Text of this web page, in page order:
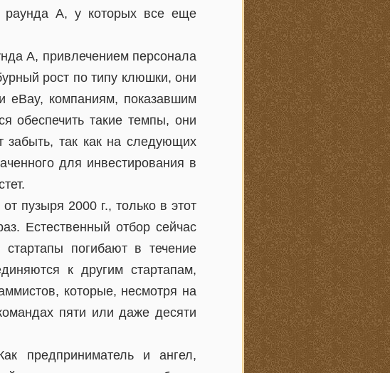
раунда А, у которых все еще
А, привлечением персонала
рост по типу клюшки, они
eBay, компаниям, показавшим
обеспечить такие темпы, они
забыть, так как на следующих
для инвестирования в
пузыря 2000 г., только в этот
Естественный отбор сейчас
погибают в течение
к другим стартапам,
которые, несмотря на
пяти или даже десяти
предприниматель и ангел,